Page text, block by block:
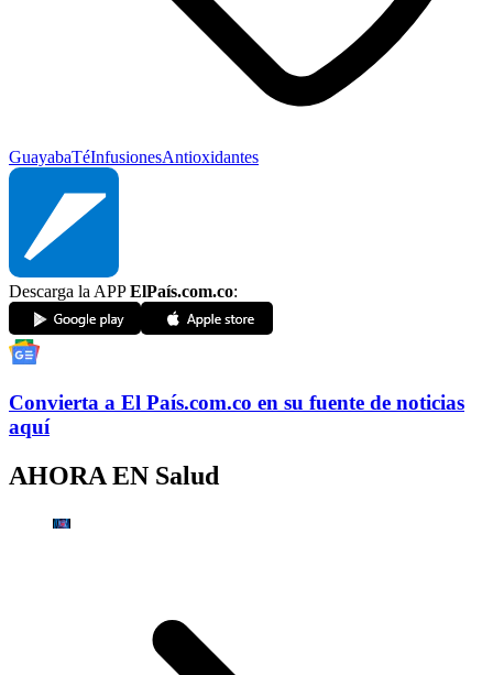
GuayabaTéInfusionesAntioxidantes
Descarga la APPElPaís.com.co:
Convierta a El País.com.co en su fuente de noticias
aquí
AHORA EN Salud